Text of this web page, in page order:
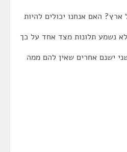
האם אנחנו יכולים להיות
נשמע תלונות מצד אחד על כך
ישנם אחרים שאין להם ממה